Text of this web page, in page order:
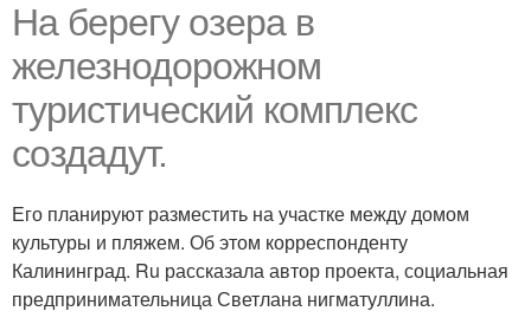
На берегу озера в
железнодорожном
туристический комплекс
создадут.
Его планируют разместить на участке между домом
культуры и пляжем. Об этом корреспонденту
Калининград. Ru рассказала автор проекта, социальная
предпринимательница Светлана нигматуллина.